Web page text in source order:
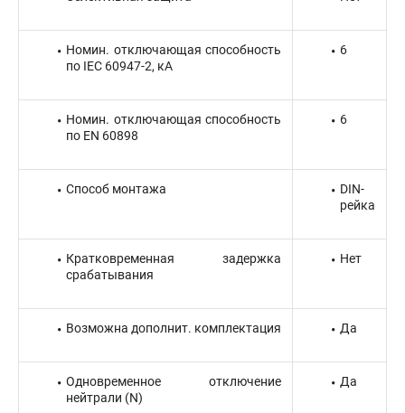
Номин. отключающая способность
по IEC 60947-2, кА
6
Номин. отключающая способность
по EN 60898
6
Способ монтажа
DIN-
рейка
Кратковременная задержка
срабатывания
Нет
Возможна дополнит. комплектация Да
Одновременное отключение
нейтрали (N)
Да